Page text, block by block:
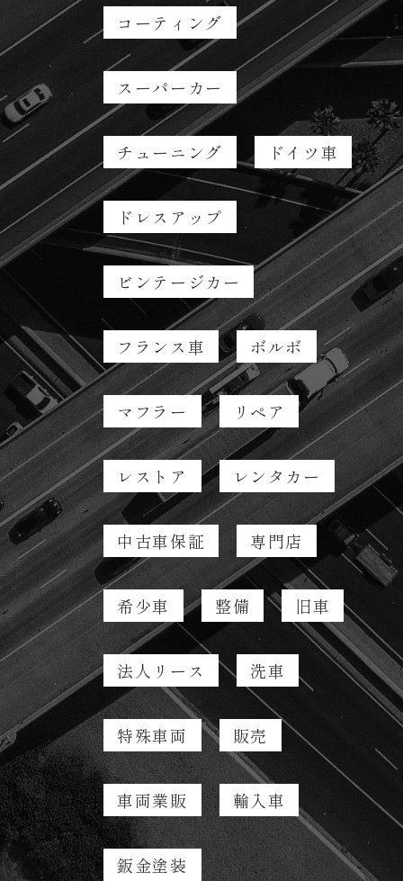
コーティング
スーパーカー
チューニング ドイツ車
ドレスアップ
ビンテージカー
フランス車 ボルボ
マフラー リペア
レストア レンタカー
中古車保証 専門店
希少車 整備 旧車
法人リース 洗車
特殊車両 販売
車両業販 輸入車
鈑金塗装